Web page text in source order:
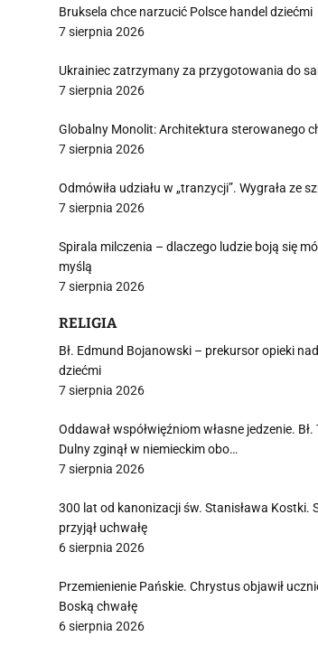
Bruksela chce narzucić Polsce handel dziećmi
7 sierpnia 2026
Ukrainiec zatrzymany za przygotowania do
7 sierpnia 2026
Globalny Monolit: Architektura sterowanego
7 sierpnia 2026
Odmówiła udziału w „tranzycji”. Wygrała ze
7 sierpnia 2026
Spirala milczenia – dlaczego ludzie boją się
myślą
7 sierpnia 2026
RELIGIA
Bł. Edmund Bojanowski – prekursor opieki
dziećmi
7 sierpnia 2026
Oddawał współwięźniom własne jedzenie. Bł.
Dulny zginął w niemieckim obo…
7 sierpnia 2026
300 lat od kanonizacji św. Stanisława Kostki.
przyjął uchwałę
6 sierpnia 2026
Przemienienie Pańskie. Chrystus objawił
Boską chwałę
6 sierpnia 2026